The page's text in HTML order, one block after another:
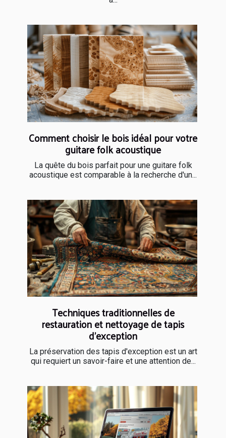
Comment choisir le bois idéal pour votre
guitare folk acoustique
La quête du bois parfait pour une guitare folk
acoustique est comparable à la recherche d'un...
Techniques traditionnelles de
restauration et nettoyage de tapis
d'exception
La préservation des tapis d'exception est un art
qui requiert un savoir-faire et une attention de...